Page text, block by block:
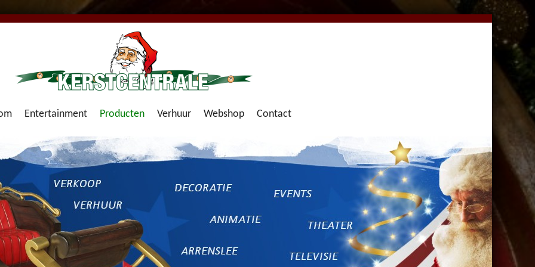
Entertainment Producten Verhuur Webshop Contact